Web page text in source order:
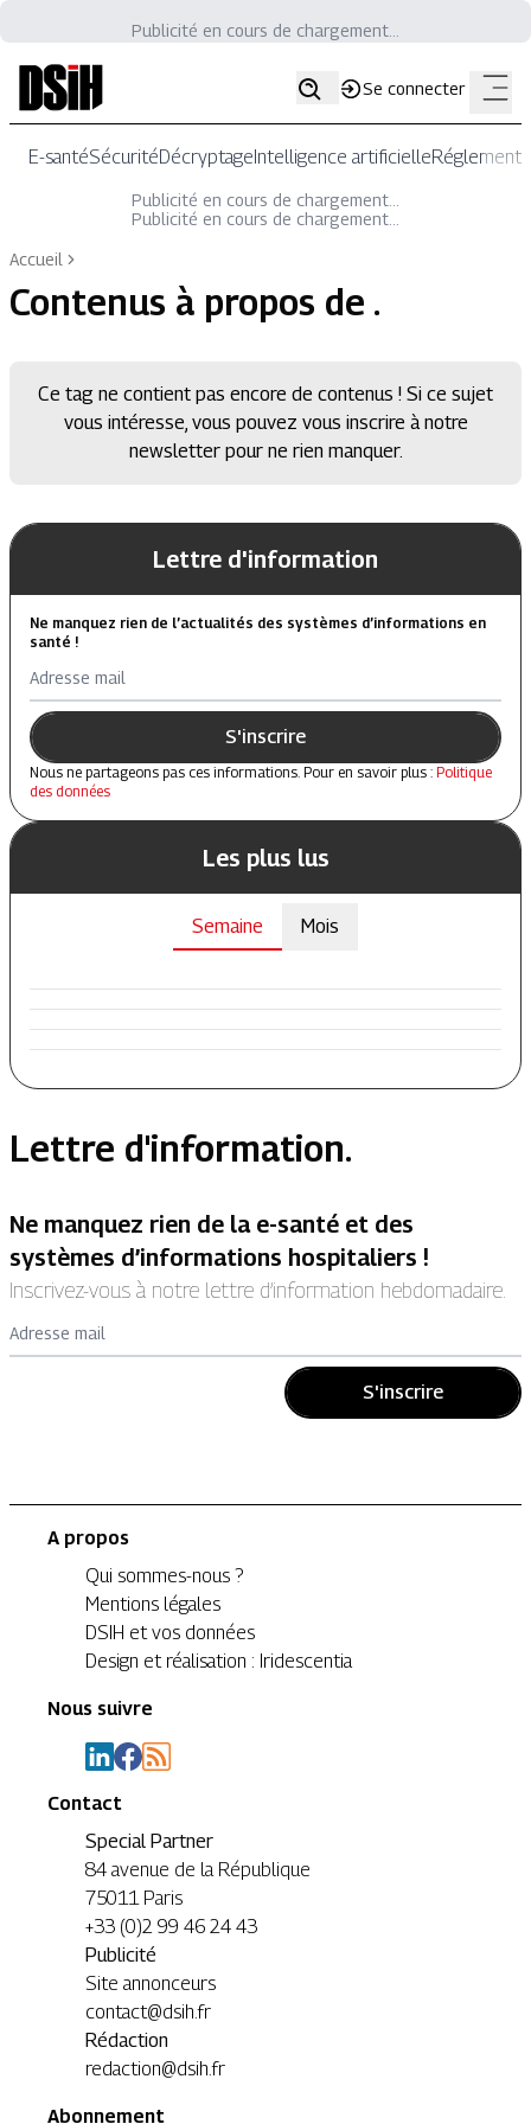
Publicité en cours de chargement...
Se connecter
E-santéSécuritéDécryptageIntelligence artificielle
Publicité en cours de chargement...
Publicité en cours de chargement...
Accueil
Contenus à propos de .
Ce tag ne contient pas encore de contenus ! Si ce sujet
vous intéresse, vous pouvez vous inscrire à notre
newsletter pour ne rien manquer.
Lettre d'information
Ne manquez rien de l’actualités des systèmes d’informations en
santé !
Adresse mail
S'inscrire
Nous ne partageons pas ces informations. Pour en savoir plus : Politique
des données
Les plus lus
Semaine Mois
Lettre d'information.
Ne manquez rien de la e-santé et des
systèmes d’informations hospitaliers !
Inscrivez-vous à notre lettre d’information hebdomadaire.
Adresse mail
S'inscrire
A propos
Qui sommes-nous ?
Mentions légales
DSIH et vos données
Design et réalisation : Iridescentia
Nous suivre
Contact
Special Partner
84 avenue de la République
75011 Paris
+33 (0)2 99 46 24 43
Publicité
Site annonceurs
contact@dsih.fr
Rédaction
redaction@dsih.fr
Abonnement